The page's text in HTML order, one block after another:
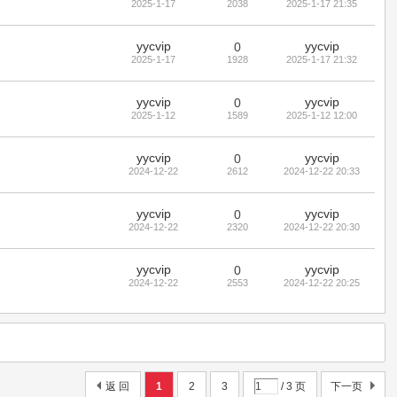
2025-1-17 2038 2025-1-17 21:35
yycvip
2025-1-17
0
1928
yycvip
2025-1-17 21:32
yycvip
2025-1-12
0
1589
yycvip
2025-1-12 12:00
yycvip
2024-12-22
0
2612
yycvip
2024-12-22 20:33
yycvip
2024-12-22
0
2320
yycvip
2024-12-22 20:30
yycvip
2024-12-22
0
2553
yycvip
2024-12-22 20:25
1 2 3 / 3 页 下一页
返 回